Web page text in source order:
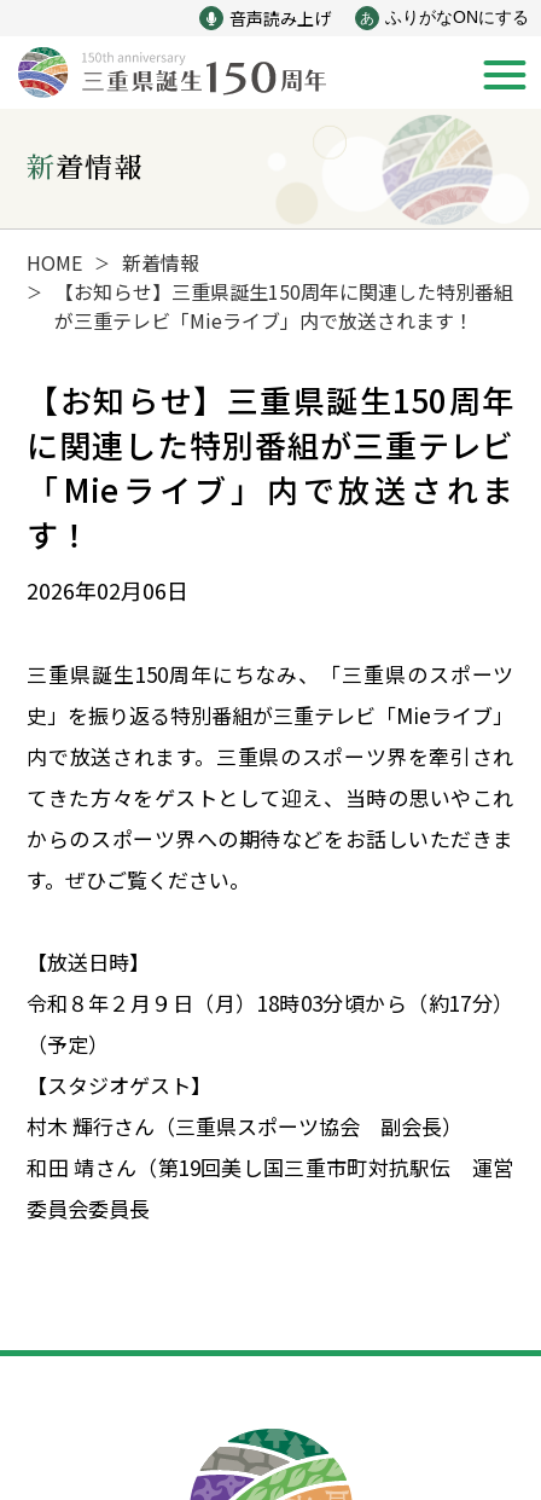
音声読み上げ あ ふりがなONにする
新着情報
みえ150年の歩み
災害 戦争
産業 自然と文化
インフラ 偉人
新着情報
HOME ＞ 新着情報
＞
【お知らせ】三重県誕生150周年に関連した特別番組
が三重テレビ「Mieライブ」内で放送されます！
【お知らせ】三重県誕生150周年
に関連した特別番組が三重テレビ
「Mieライブ」内で放送されま
す！
2026年02月06日
三重県誕生150周年にちなみ、「三重県のスポーツ
史」を振り返る特別番組が三重テレビ「Mieライブ」
内で放送されます。三重県のスポーツ界を牽引され
てきた方々をゲストとして迎え、当時の思いやこれ
からのスポーツ界への期待などをお話しいただきま
す。ぜひご覧ください。
【放送日時】
令和 ８ 年２ 月 ９ 日（月）18時03分頃から（約17分）
（予定）
【スタジオゲスト】
村木 輝行さん（三重県スポーツ協会 副会長）
和田 靖さん（第19回美し国三重市町対抗駅伝 運営
委員会委員長